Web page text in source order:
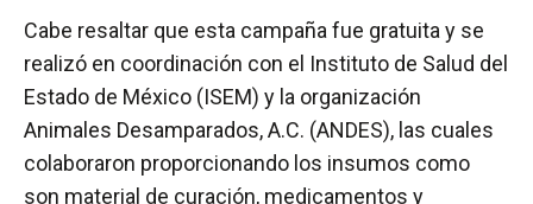
Cabe resaltar que esta campaña fue gratuita y se
realizó en coordinación con el Instituto de Salud del
Estado de México (ISEM) y la organización
Animales Desamparados, A.C. (ANDES), las cuales
colaboraron proporcionando los insumos como
son material de curación, medicamentos y